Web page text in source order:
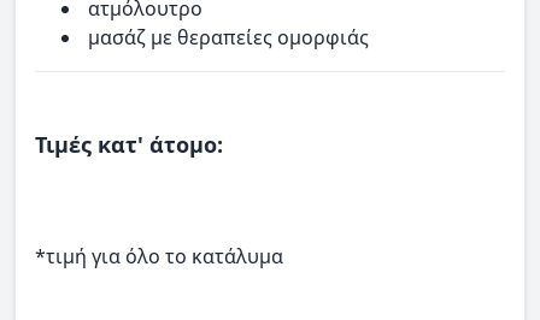
ατμόλουτρο
μασάζ με θεραπείες ομορφιάς
Τιμές κατ' άτομο:
*τιμή για όλο το κατάλυμα